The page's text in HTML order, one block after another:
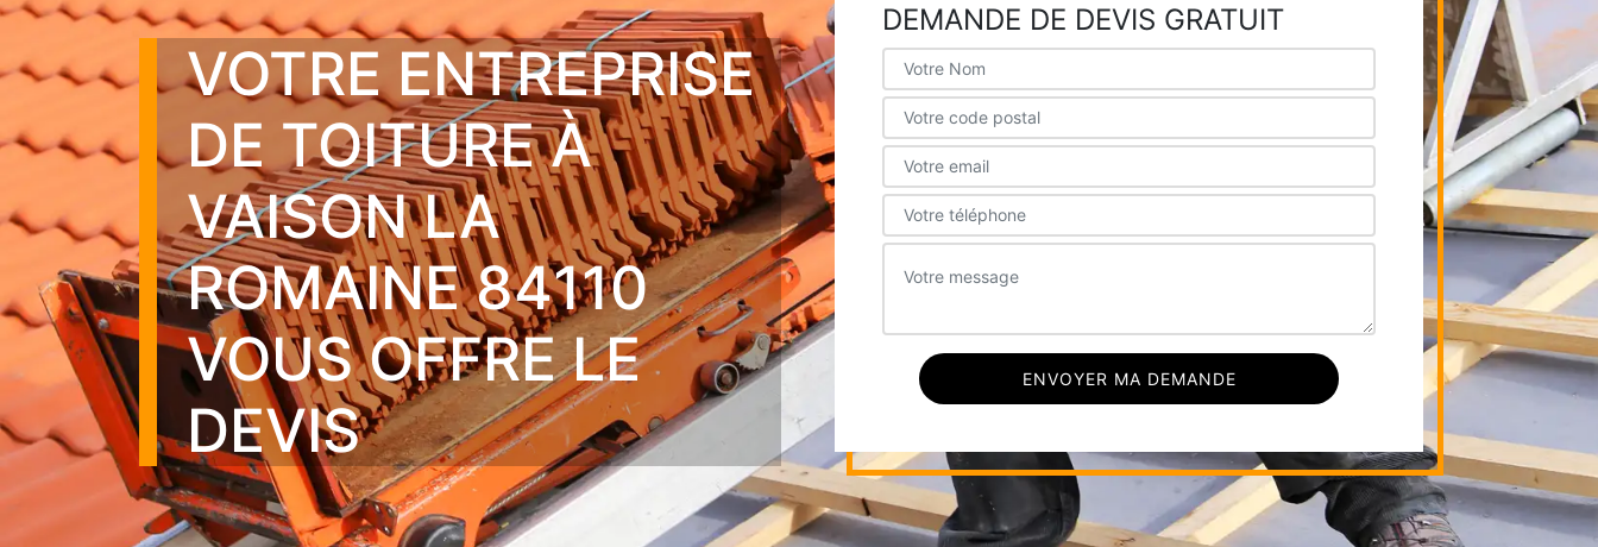
VOTRE ENTREPRISE
DE TOITURE À
VAISON LA
ROMAINE 84110
VOUS OFFRE LE
DEVIS
DEMANDE DE DEVIS GRATUIT